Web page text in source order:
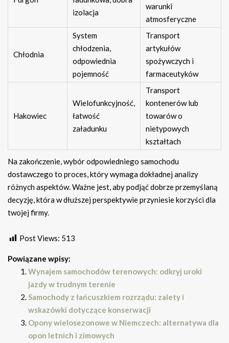
izolacja
warunki
atmosferyczne
Chłodnia
System
chłodzenia,
odpowiednia
pojemność
Transport
artykułów
spożywczych i
farmaceutyków
Hakowiec
Wielofunkcyjność,
łatwość
załadunku
Transport
kontenerów lub
towarów o
nietypowych
kształtach
Na zakończenie, wybór odpowiedniego samochodu
dostawczego to proces, który wymaga dokładnej analizy
różnych aspektów. Ważne jest, aby podjąć dobrze przemyślaną
decyzję, która w dłuższej perspektywie przyniesie korzyści dla
twojej firmy.
Post Views: 513
Powiązane wpisy:
Wynajem samochodów terenowych: odkryj uroki
jazdy w trudnym terenie
Samochody z łańcuszkiem rozrządu: zalety i
wskazówki dotyczące konserwacji
Opony wielosezonowe w Niemczech: alternatywa dla
opon letnich i zimowych